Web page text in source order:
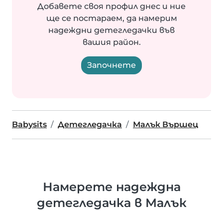
Добавете своя профил днес и ние
ще се постараем, да намерим
надеждни детегледачки във
вашия район.
Започнете
Babysits Детегледачка Малък Вършец
Намерете надеждна
детегледачка в Малък